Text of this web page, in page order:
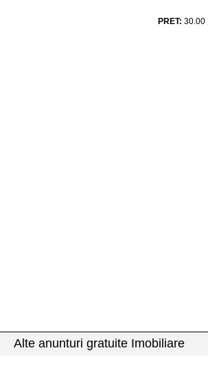
PRET: 30.00
Alte anunturi gratuite Imobiliare